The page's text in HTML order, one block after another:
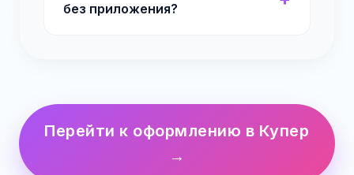
без приложения?
Перейти к оформлению в Купер
→